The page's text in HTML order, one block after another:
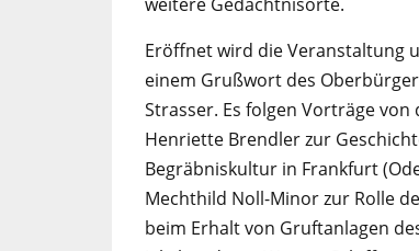
Eröffnet wird die Veranstaltung
einem Grußwort des
Strasser. Es folgen Vorträge
Henriette Brendler zur
Begräbniskultur in Frankfurt
Mechthild Noll-Minor zur Rolle
beim Erhalt von Gruftanlagen